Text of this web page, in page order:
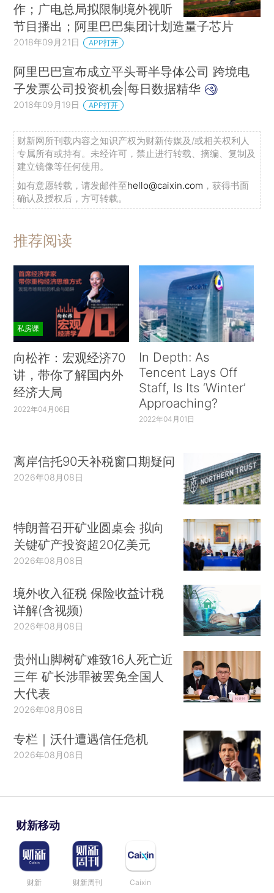
作；广电总局拟限制境外视听
节目播出；阿里巴巴集团计划造量子芯片
2018年09月21日 APP打开
阿里巴巴宣布成立平头哥半导体公司 跨境电
子发票公司投资机会|每日数据精华
2018年09月19日 APP打开
财新网所刊载内容之知识产权为财新传媒及/或相关权利人
专属所有或持有。未经许可，禁止进行转载、摘编、复制及
建立镜像等任何使用。
如有意愿转载，请发邮件至hello@caixin.com ，获得书面
确认及授权后，方可转载。
推荐阅读
私房课
向松祚：宏观经济70
讲，带你了解国内外
经济大局
2022年04月06日
In Depth: As
Tencent Lays Off
Staff, Is Its ‘Winter’
Approaching?
2022年04月01日
离岸信托90天补税窗口期疑问
2026年08月08日
特朗普召开矿业圆桌会 拟向
关键矿产投资超20亿美元
2026年08月08日
境外收入征税 保险收益计税
详解(含视频)
2026年08月08日
贵州山脚树矿难致16人死亡近
三年 矿长涉罪被罢免全国人
大代表
2026年08月08日
专栏｜沃什遭遇信任危机
2026年08月08日
财新移动
财新 财新周刊 Caixin